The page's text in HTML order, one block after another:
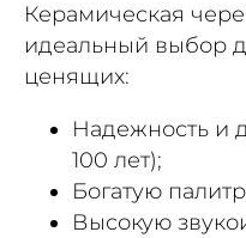
Керамическая
идеальный выбор
ценящих:
Надежность и
100 лет);
Богатую
Высокую